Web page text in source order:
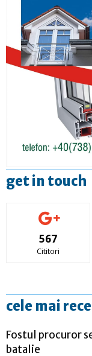
get in touch
567
Cititori
cele mai
Fostul procuror
batalie